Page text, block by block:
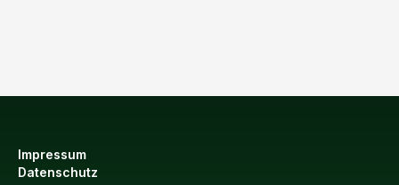
Impressum
Datenschutz